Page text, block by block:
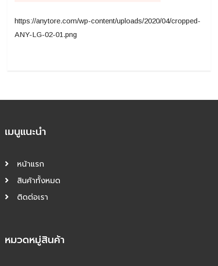
https://anytore.com/wp-content/uploads/2020/04/cropped-
ANY-LG-02-01.png
เมนูแนะนำ
หน้าแรก
สินค้าทั้งหมด
ติดต่อเรา
หมวดหมู่สินค้า